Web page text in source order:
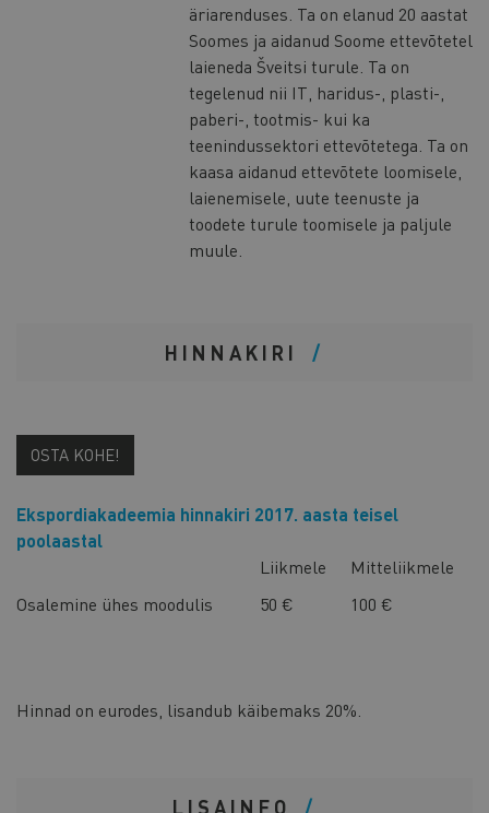
äriarenduses. Ta on elanud 20 aastat
Soomes ja aidanud Soome ettevõtetel
laieneda Šveitsi turule. Ta on
tegelenud nii IT, haridus-, plasti-,
paberi-, tootmis- kui ka
teenindussektori ettevõtetega. Ta on
kaasa aidanud ettevõtete loomisele,
laienemisele, uute teenuste ja
toodete turule toomisele ja paljule
muule.
HINNAKIRI
OSTA KOHE!
Ekspordiakadeemia hinnakiri 2017. aasta teisel
poolaastal
Liikmele
Mitteliikmele
Osalemine ühes moodulis
50 € 100 €
Hinnad on eurodes, lisandub käibemaks 20%.
LISAINFO